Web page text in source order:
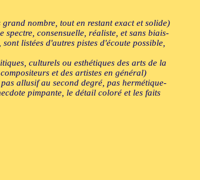
nombre, tout en restant exact et solide)
spectre, consensuelle, réaliste, et sans biais-
listées d'autres pistes d'écoute possible,
culturels ou esthétiques des arts de la
et des artistes en général)
allusif au second degré, pas hermétique-
pimpante, le détail coloré et les faits